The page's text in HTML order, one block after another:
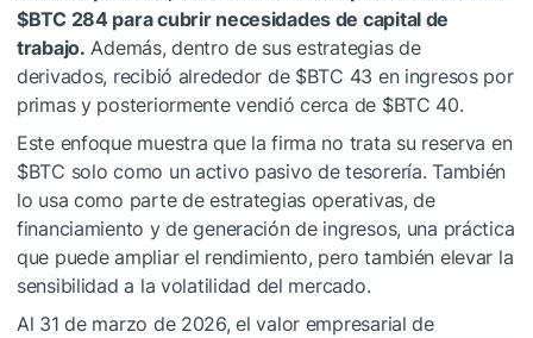
$BTC284 para cubrir necesidades de capital de
trabajo. Además, dentro de sus estrategias de
derivados, recibió alrededor de $BTC 43 en ingresos por
primas y posteriormente vendió cerca de $BTC 40.
Este enfoque muestra que la firma no trata su reserva en
$BTC solo como un activo pasivo de tesorería. También
lo usa como parte de estrategias operativas, de
financiamiento y de generación de ingresos, una práctica
que puede ampliar el rendimiento, pero también elevar la
sensibilidad a la volatilidad del mercado.
Al 31 de marzo de 2026, el valor empresarial de